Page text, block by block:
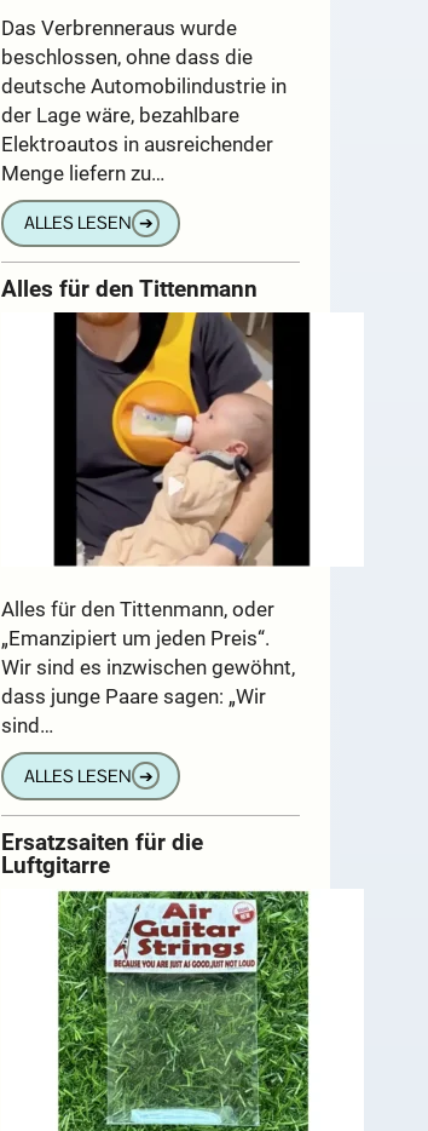
Das Verbrenneraus wurde
beschlossen, ohne dass die
deutsche Automobilindustrie in
der Lage wäre, bezahlbare
Elektroautos in ausreichender
Menge liefern zu…
ALLES LESEN ➔
Alles für den Tittenmann
Alles für den Tittenmann, oder
„Emanzipiert um jeden Preis“.
Wir sind es inzwischen gewöhnt,
dass junge Paare sagen: „Wir
sind…
ALLES LESEN ➔
Ersatzsaiten für die
Luftgitarre